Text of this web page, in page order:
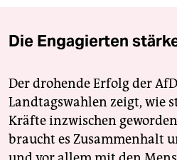
Die Engagierten
Der drohende Erfolg der
Landtagswahlen zeigt, wie
Kräfte inzwischen
braucht es Zusammenhalt